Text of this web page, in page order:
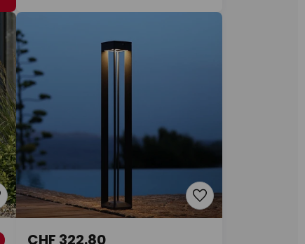
CHF 322.80